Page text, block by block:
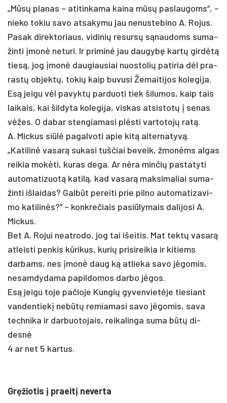
„Mūsų pla­nas – ati­tin­ka­ma kai­na mūsų pa­slau­goms“, –
nie­ko to­kiu sa­vo at­sa­ky­mu jau ne­nus­te­bi­no A. Ro­jus.
Pa­sak di­rek­to­riaus, vi­di­nių re­sursų sąnau­doms su­ma­
žin­ti įmonė ne­tu­ri. Ir pri­minė jau dau­gybę kartų girdėtą
tiesą, jog įmonė dau­giau­siai nuo­sto­lių pa­ti­ria dėl pra­
rastų ob­jektų, to­kių kaip bu­vu­si Že­mai­ti­jos ko­le­gi­ja.
Esą jei­gu vėl pa­vyktų par­duo­ti tiek ši­lu­mos, kaip tais
lai­kais, kai šil­dy­ta ko­le­gi­ja, vis­kas at­si­stotų į se­nas
vėžes. O da­bar sten­gia­ma­si plėsti var­to­tojų ratą.
A. Mic­kus siūlė pa­gal­vo­ti apie kitą al­ter­na­tyvą.
„Ka­ti­linė va­sarą su­ka­si tuš­čiai be­veik, žmonėms al­gas
rei­kia mokė­ti, ku­ras de­ga. Ar nėra min­čių pa­sta­ty­ti
au­to­ma­ti­zuotą ka­tilą, kad va­sarą mak­si­ma­liai su­ma­
žin­ti iš­lai­das? Galbūt pe­rei­ti prie pil­no au­to­ma­ti­za­vi­
mo ka­ti­linės?“ – konk­re­čiais pa­si­ūly­mais da­li­jo­si A.
Mic­kus.
Bet A. Ro­jui neat­ro­do, jog tai išei­tis. Mat tektų va­sarą
at­leis­ti pen­kis kūri­kus, ku­rių pri­si­rei­kia ir kitiems
darbams, nes įmonė daug ką at­lie­ka sa­vo jėgo­mis,
ne­sam­dy­da­ma pa­pil­do­mos dar­bo jėgos.
Esą jei­gu to­je pa­čio­je Kun­gių gy­ven­vietė­je tie­siant
van­den­tiekį ne­būtų re­mia­ma­si sa­vo jėgo­mis, sa­va
tech­ni­ka ir dar­buo­to­jais, rei­ka­lin­ga su­ma būtų di­
desnė
4 ar net 5 kar­tus.
Gręžio­tis į praeitį ne­ver­ta